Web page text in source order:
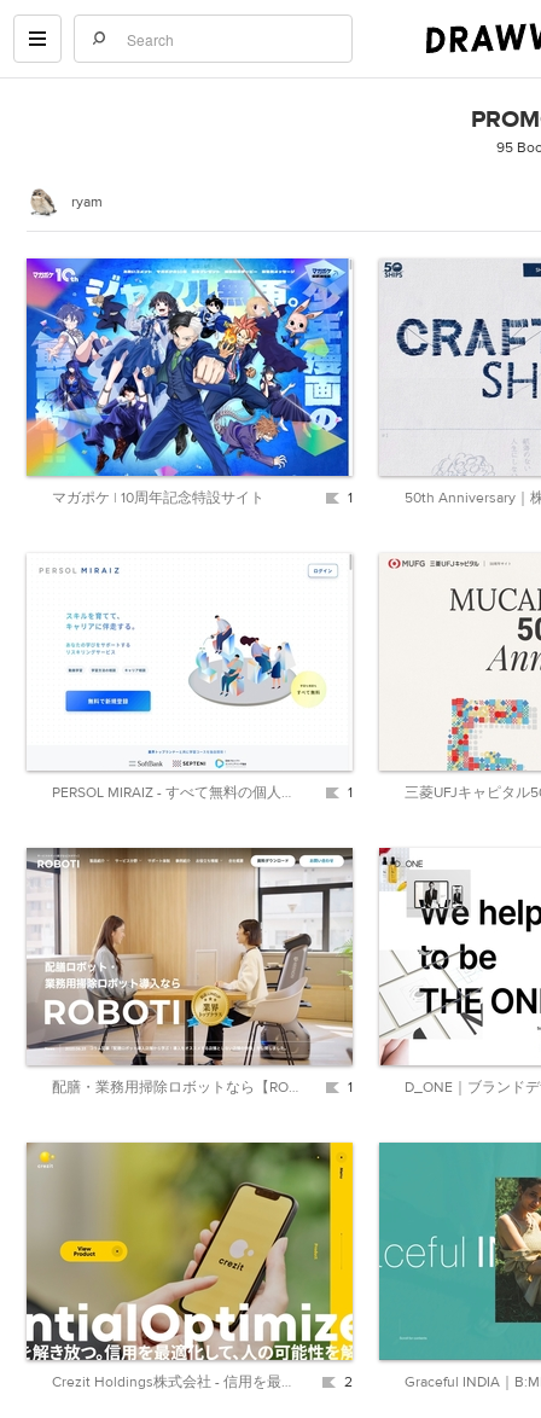
95
ryam
マガポケ | 10周年記念特設サイト 1 50th Anniversary｜
PERSOL MIRAIZ - すべて無料の個人向けリスキリングサービス 1 三菱UFJキャピタル
配膳・業務用掃除ロボットなら【ROBOTI（ロボティ）】｜アイグッズ株式会社 1
Crezit Holdings株式会社 - 信用を最適化して、人の可能性を解き放つ。 2